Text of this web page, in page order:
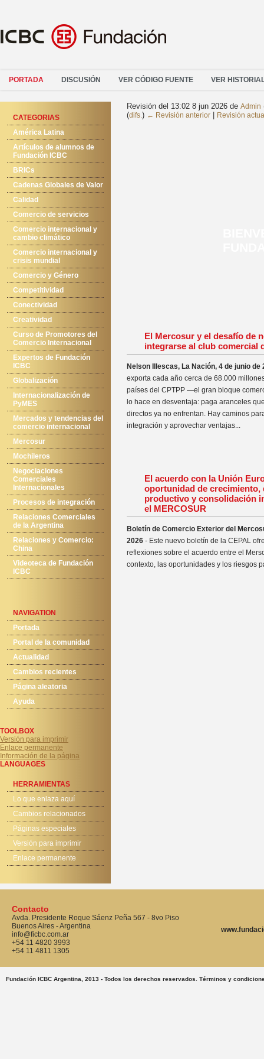
PORTADA DISCUSIÓN VER CÓDIGO FUENTE VER
CATEGORIAS
América Latina
Artículos de alumnos de
Fundación ICBC
BRICs
Cadenas Globales de Valor
Calidad
Comercio de servicios
Comercio internacional y
cambio climático
Comercio internacional y
crisis mundial
Comercio y Género
Competitividad
Conectividad
Creatividad
Curso de Promotores del
Comercio Internacional
Expertos de Fundación
ICBC
Globalización
Internacionalización de
PyMES
Mercados y tendencias del
comercio internacional
Mercosur
Mochileros
Negociaciones
Comerciales
Internacionales
Procesos de integración
Relaciones Comerciales
de la Argentina
Relaciones y Comercio:
China
Videoteca de Fundación
ICBC
NAVIGATION
Portada
Portal de la comunidad
Actualidad
Cambios recientes
Página aleatoria
Ayuda
TOOLBOX
Versión para imprimir
Enlace permanente
Información de la página
LANGUAGES
HERRAMIENTAS
Lo que enlaza aquí
Cambios relacionados
Páginas especiales
Versión para imprimir
Enlace permanente
Revisión del 13:02 8 jun 2026 de Admin
(difs.) ← Revisión anterior Revisión
El Mercosur y el desafío de
integrarse al club comercial
Nelson Illescas, La Nación, 4 de junio de
exporta cada año cerca de 68.000
países del CPTPP —el gran bloque
lo hace en desventaja: paga aranceles
directos ya no enfrentan. Hay caminos
integración y aprovechar ventajas...
El acuerdo con la Unión
oportunidad de crecimiento,
productivo y consolidación
el MERCOSUR
Boletín de Comercio Exterior del
2026 - Este nuevo boletín de la CEPAL
reflexiones sobre el acuerdo entre el
contexto, las oportunidades y los riesgos
Contacto
Avda. Presidente Roque Sáenz Peña 567 - 8vo Piso
Buenos Aires - Argentina
info@ficbc.com.ar
+54 11 4820 3993
+54 11 4811 1305
Fundación ICBC Argentina, 2013 - Todos los derechos reservados. Términos y